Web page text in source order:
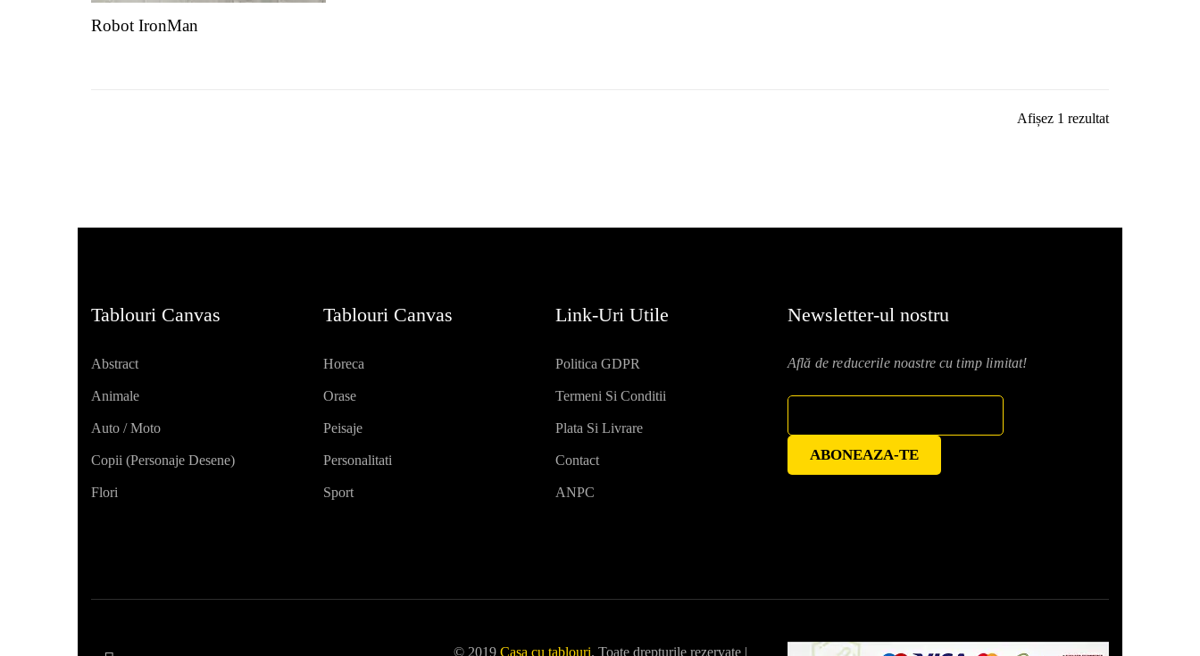
Robot IronMan
Afișez 1 rezultat
Tablouri Canvas
Abstract
Animale
Auto / Moto
Copii (personaje Desene)
Flori
Tablouri Canvas
Horeca
Orase
Peisaje
Personalitati
Sport
Link-Uri Utile
Politica GDPR
Termeni Si Conditii
Plata Si Livrare
Contact
ANPC
Newsletter-ul nostru
Află de reducerile noastre cu timp limitat!
© 2019 Casa cu tablouri. Toate drepturile rezervate |